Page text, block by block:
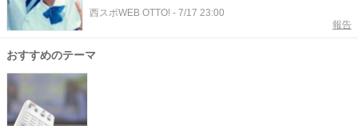
の希良梨にエール続々「とても心配」「みん
西スポWEB OTTO! - 7/17 23:00
報告
おすすめのテーマ